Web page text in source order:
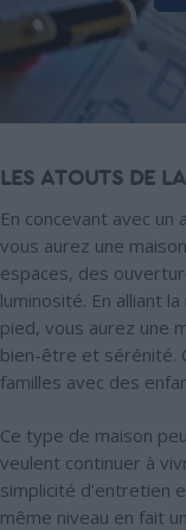
LES ATOUTS DE
En concevant avec
vous aurez une
espaces, des
luminosité. En alliant
pied, vous aurez une
bien-être et sérénité.
familles avec des
Ce type de maison
veulent continuer à
simplicité d’entretien
même niveau en fait